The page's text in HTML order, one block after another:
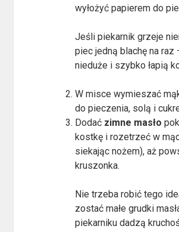
wyłożyć papierem do
Jeśli piekarnik grzeje
piec jedną blachę na raz
nieduże i szybko łapią
W misce wymieszać
do pieczenia, solą i
Dodać zimne masło
kostkę i rozetrzeć w
siekając nożem), aż
kruszonka.
Nie trzeba robić tego
zostać małe grudki
piekarniku dadzą